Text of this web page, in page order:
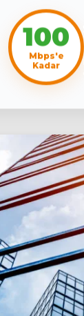
100
Mbps'e
Kadar